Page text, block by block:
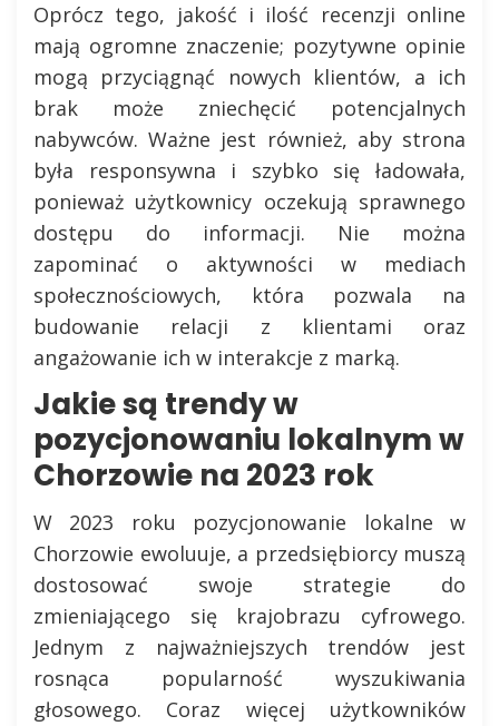
Oprócz tego, jakość i ilość recenzji online
mają ogromne znaczenie; pozytywne opinie
mogą przyciągnąć nowych klientów, a ich
brak może zniechęcić potencjalnych
nabywców. Ważne jest również, aby strona
była responsywna i szybko się ładowała,
ponieważ użytkownicy oczekują sprawnego
dostępu do informacji. Nie można
zapominać o aktywności w mediach
społecznościowych, która pozwala na
budowanie relacji z klientami oraz
angażowanie ich w interakcje z marką.
Jakie są trendy w
pozycjonowaniu lokalnym w
Chorzowie na 2023 rok
W 2023 roku pozycjonowanie lokalne w
Chorzowie ewoluuje, a przedsiębiorcy muszą
dostosować swoje strategie do
zmieniającego się krajobrazu cyfrowego.
Jednym z najważniejszych trendów jest
rosnąca popularność wyszukiwania
głosowego. Coraz więcej użytkowników